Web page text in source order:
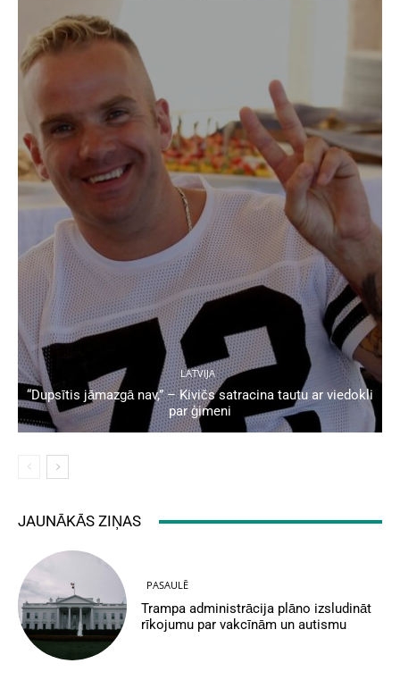
LATVIJA
“Dupsītis jāmazgā nav,” – Kivičs satracina tautu ar viedokli
par ģimeni
JAUNĀKĀS ZIŅAS
PASAULĒ
Trampa administrācija plāno izsludināt
rīkojumu par vakcīnām un autismu